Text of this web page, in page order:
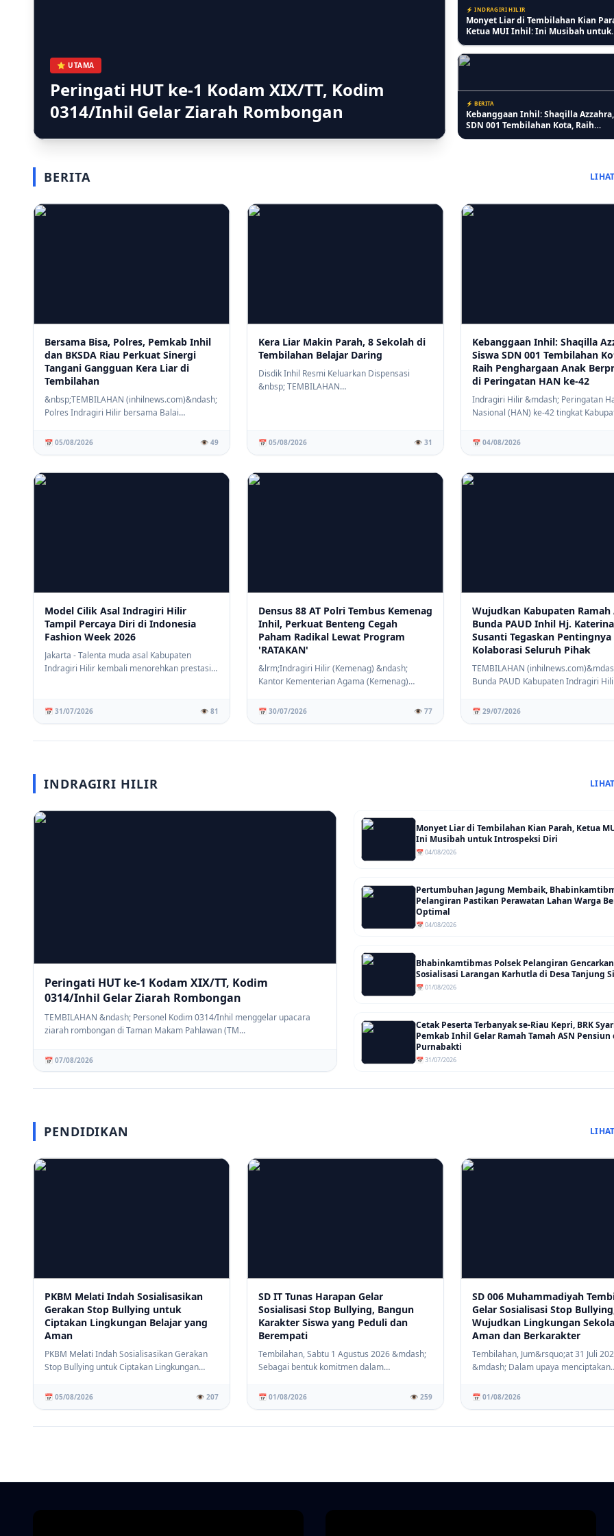
⭐ UTAMA
Peringati HUT ke-1 Kodam XIX/TT, Kodim
0314/Inhil Gelar Ziarah Rombongan
⚡ INDRAGIRI HILIR
Monyet Liar di Tembilahan Kian
Ketua MUI Inhil: Ini Musibah untuk
⚡ BERITA
Kebanggaan Inhil: Shaqilla
SDN 001 Tembilahan Kota, Raih
Pertumbuhan Jagung Membaik,
Bhabinkamtibmas Pelangiran
Dinilai Kurang Ramah
⚡ PENDIDIKAN
SD IT Tunas Harapan Gelar
Bullying, Bangun Karakter Siswa
Peduli dan Berempati
BERITA
Bersama Bisa, Polres, Pemkab Inhil
dan BKSDA Riau Perkuat Sinergi
Tangani Gangguan Kera Liar di
Tembilahan
&nbsp;TEMBILAHAN (inhilnews.com)&ndash;
Polres Indragiri Hilir bersama Balai
📅 05/08/2026 👁️ 49
Kera Liar Makin Parah, 8 Sekolah di
Tembilahan Belajar Daring
Disdik Inhil Resmi Keluarkan Dispensasi
&nbsp; TEMBILAHAN
📅 05/08/2026 👁️ 31
Kebanggaan Inhil: Shaqilla
Siswa SDN 001 Tembilahan
Raih Penghargaan Anak
di Peringatan HAN ke-42
Indragiri Hilir &mdash; Peringatan
Nasional (HAN) ke-42 tingkat
📅 04/08/2026
Model Cilik Asal Indragiri Hilir
Tampil Percaya Diri di Indonesia
Fashion Week 2026
Jakarta - Talenta muda asal Kabupaten
Indragiri Hilir kembali menorehkan prestasi
📅 31/07/2026 👁️ 81
Densus 88 AT Polri Tembus Kemenag
Inhil, Perkuat Benteng Cegah
Paham Radikal Lewat Program
'RATAKAN'
&lrm;Indragiri Hilir (Kemenag) &ndash;
Kantor Kementerian Agama (Kemenag)
📅 30/07/2026 👁️ 77
Wujudkan Kabupaten Ramah
Bunda PAUD Inhil Hj. Katerina
Susanti Tegaskan Pentingnya
Kolaborasi Seluruh Pihak
TEMBILAHAN
Bunda PAUD Kabupaten Indragiri
📅 29/07/2026
INDRAGIRI HILIR
Peringati HUT ke-1 Kodam XIX/TT, Kodim
0314/Inhil Gelar Ziarah Rombongan
TEMBILAHAN &ndash; Personel Kodim 0314/Inhil menggelar upacara
ziarah rombongan di Taman Makam Pahlawan (TM...
📅 07/08/2026
Monyet Liar di Tembilahan Kian Parah, Ketua
Ini Musibah untuk Introspeksi Diri
📅 04/08/2026
Pertumbuhan Jagung Membaik,
Pelangiran Pastikan Perawatan Lahan Warga
Optimal
📅 04/08/2026
Bhabinkamtibmas Polsek Pelangiran Gencarkan
Sosialisasi Larangan Karhutla di Desa Tanjung
📅 01/08/2026
Cetak Peserta Terbanyak se-Riau Kepri, BRK
Pemkab Inhil Gelar Ramah Tamah ASN Pensiun
Purnabakti
📅 31/07/2026
PENDIDIKAN
PKBM Melati Indah Sosialisasikan
Gerakan Stop Bullying untuk
Ciptakan Lingkungan Belajar yang
Aman
PKBM Melati Indah Sosialisasikan Gerakan
Stop Bullying untuk Ciptakan Lingkungan
📅 05/08/2026 👁️ 207
SD IT Tunas Harapan Gelar
Sosialisasi Stop Bullying, Bangun
Karakter Siswa yang Peduli dan
Berempati
Tembilahan, Sabtu 1 Agustus 2026 &mdash;
Sebagai bentuk komitmen dalam
📅 01/08/2026 👁️ 259
SD 006 Muhammadiyah
Gelar Sosialisasi Stop
Wujudkan Lingkungan
Aman dan Berkarakter
Tembilahan, Jum&rsquo;at 31 Juli
&mdash; Dalam upaya menciptakan
📅 01/08/2026